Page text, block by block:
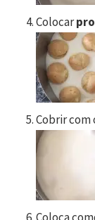
Colocar
Cobrir com